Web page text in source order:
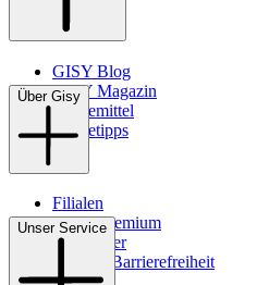
GISY Blog
GISY Magazin
Pflegemittel
Pflegetipps
Über Gisy
Filialen
WMS-Premium
Newsletter
Digitale Barrierefreiheit
Unser Service